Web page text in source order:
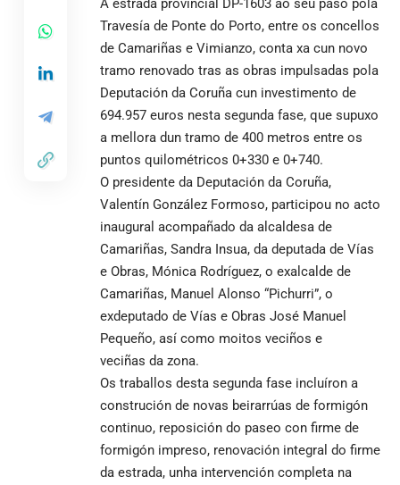
A estrada provincial DP-1603 ao seu paso pola
Travesía de Ponte do Porto, entre os concellos
de Camariñas e Vimianzo, conta xa cun novo
tramo renovado tras as obras impulsadas pola
Deputación da Coruña cun investimento de
694.957 euros nesta segunda fase, que supuxo
a mellora dun tramo de 400 metros entre os
puntos quilométricos 0+330 e 0+740.
O presidente da Deputación da Coruña,
Valentín González Formoso, participou no acto
inaugural acompañado da alcaldesa de
Camariñas, Sandra Insua, da deputada de Vías
e Obras, Mónica Rodríguez, o exalcalde de
Camariñas, Manuel Alonso “Pichurri”, o
exdeputado de Vías e Obras José Manuel
Pequeño, así como moitos veciños e
veciñas da zona.
Os traballos desta segunda fase incluíron a
construción de novas beirarrúas de formigón
continuo, reposición do paseo con firme de
formigón impreso, renovación integral do firme
da estrada, unha intervención completa na